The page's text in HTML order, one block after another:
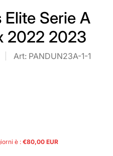
Elite Serie A
2022 2023
Art: PANDUN23A-1-1
è : €80,00 EUR